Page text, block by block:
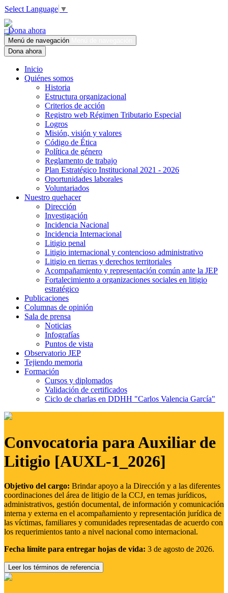
Select Language ▼
Dona ahora
Menú de navegación
Dona ahora
Inicio
Quiénes somos
Historia
Estructura organizacional
Criterios de acción
Registro web Régimen Tributario Especial
Logros
Misión, visión y valores
Código de Ética
Política de género
Reglamento de trabajo
Plan Estratégico Institucional 2021 - 2026
Oportunidades laborales
Voluntariados
Nuestro quehacer
Dirección
Investigación
Incidencia Nacional
Incidencia Internacional
Litigio penal
Litigio internacional y contencioso administrativo
Litigio en tierras y derechos territoriales
Acompañamiento y representación común ante la JEP
Fortalecimiento a organizaciones sociales en litigio
estratégico
Publicaciones
Columnas de opinión
Sala de prensa
Noticias
Infografías
Puntos de vista
Observatorio JEP
Tejiendo memoria
Formación
Cursos y diplomados
Validación de certificados
Ciclo de charlas en DDHH "Carlos Valencia García"
Convocatoria para Auxiliar de
Litigio [AUXL-1_2026]
Objetivo del cargo: Brindar apoyo a la Dirección y a las diferentes
coordinaciones del área de litigio de la CCJ, en temas jurídicos,
administrativos, gestión documental, de información y comunicación
interna y externa en el acompañamiento y representación jurídica de
las víctimas, familiares y comunidades representadas de acuerdo con
los requerimientos tanto a nivel nacional como internacional.
Fecha límite para entregar hojas de vida: 3 de agosto de 2026.
Leer los términos de referencia